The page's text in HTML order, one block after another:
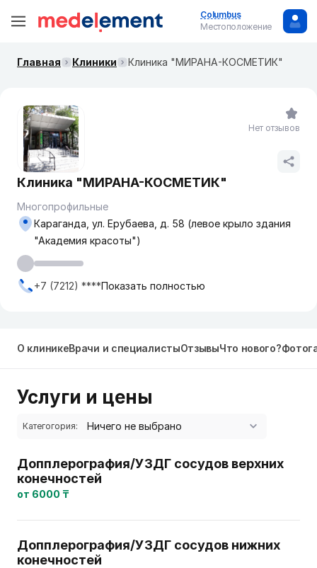
Columbus
Местоположение
Главная Клиники Клиника "МИРАНА-КОСМЕТИК"
Клиника "МИРАНА-КОСМЕТИК"
Многопрофильные
Караганда, ул. Ерубаева, д. 58 (левое крыло здания
"Академия красоты")
+7 (7212) ****Показать полностью
Нет отзывов
О клиникеВрачи и специалистыОтзывыЧто нового?
Услуги и цены
Категогория:
Допплерография/УЗДГ сосудов верхних
конечностей
от 6000 ₸
Допплерография/УЗДГ сосудов нижних
конечностей